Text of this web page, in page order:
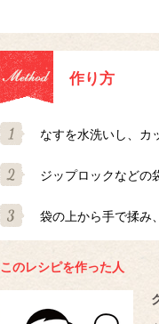
作り方
なすを水洗いし、カ
ジップロックなどの
袋の上から手で揉み
このレシピを作った人